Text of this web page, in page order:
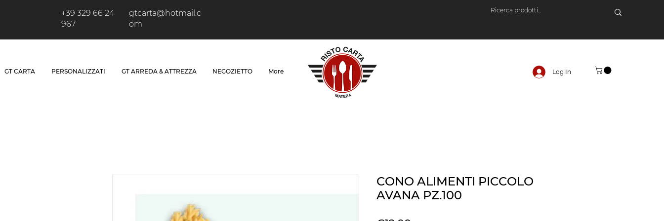
+39 329 66 24
967
gtcarta@hotmail.c
om
GT CARTA PERSONALIZZATI GT ARREDA & ATTREZZA NEGOZIETTO More Log In
CONO ALIMENTI PICCOLO
AVANA PZ.100